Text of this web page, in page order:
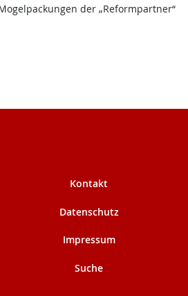
der „Reformpartner“
Kontakt
Datenschutz
Impressum
Suche